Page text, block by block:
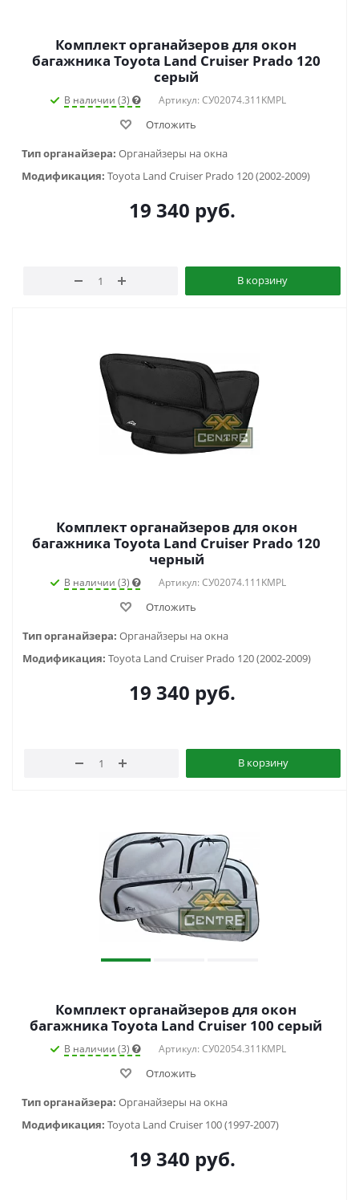
Комплект органайзеров для окон
багажника Toyota Land Cruiser Prado 120
серый
В наличии (3) Артикул: СУ02074.311KMPL
Отложить
Тип органайзера: Органайзеры на окна
Модификация: Toyota Land Cruiser Prado 120 (2002-2009)
19 340 руб.
В корзину
Комплект органайзеров для окон
багажника Toyota Land Cruiser Prado 120
черный
В наличии (3) Артикул: СУ02074.111KMPL
Отложить
Тип органайзера: Органайзеры на окна
Модификация: Toyota Land Cruiser Prado 120 (2002-2009)
19 340 руб.
В корзину
Комплект органайзеров для окон
багажника Toyota Land Cruiser 100 серый
В наличии (3) Артикул: СУ02054.311KMPL
Отложить
Тип органайзера: Органайзеры на окна
Модификация: Toyota Land Cruiser 100 (1997-2007)
19 340 руб.